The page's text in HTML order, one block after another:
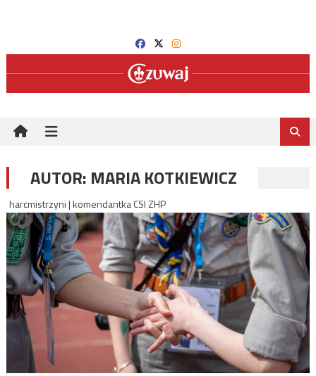
AUTOR: MARIA KOTKIEWICZ
harcmistrzyni | komendantka CSI ZHP